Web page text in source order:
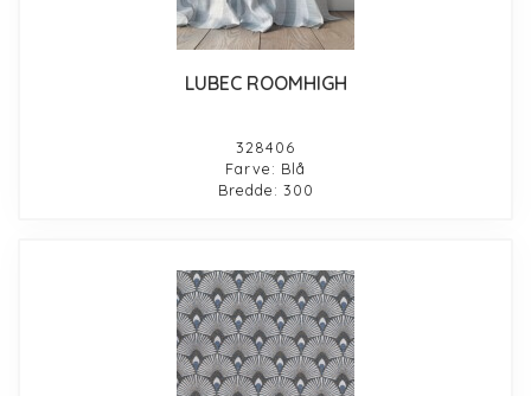
LUBEC ROOMHIGH
328406
Farve: Blå
Bredde: 300